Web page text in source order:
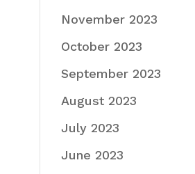
November 2023
October 2023
September 2023
August 2023
July 2023
June 2023